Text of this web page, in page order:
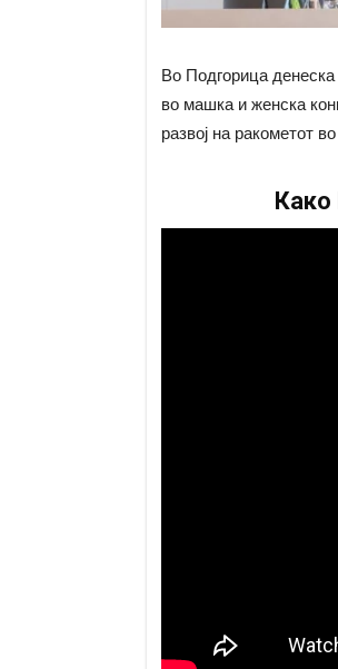
Во Подгорица
во машка и женска
развој на ракометот во
Како